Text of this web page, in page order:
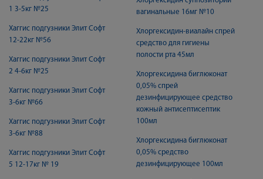
1 3-5кг №25
Хаггис подгузники Элит Софт
12-22кг №56
Хаггис подгузники Элит Софт
2 4-6кг №25
Хаггис подгузники Элит Софт
3-6кг №66
Хаггис подгузники Элит Софт
3-6кг №88
Хаггис подгузники Элит Софт
5 12-17кг № 19
вагинальные 16мг №10
Хлоргексидин-виалайн спрей
средство для гигиены
полости рта 45мл
Хлоргексидина биглюконат
0,05% спрей
дезинфицирующее средство
кожный антисептисептик
100мл
Хлоргексидина биглюконат
0,05% средство
дезинфицирующее 100мл